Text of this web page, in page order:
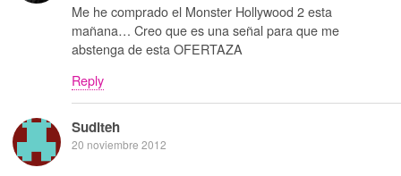
Me he comprado el Monster Hollywood 2 esta
mañana… Creo que es una señal para que me
abstenga de esta OFERTAZA
Reply
Suditeh
20 noviembre 2012